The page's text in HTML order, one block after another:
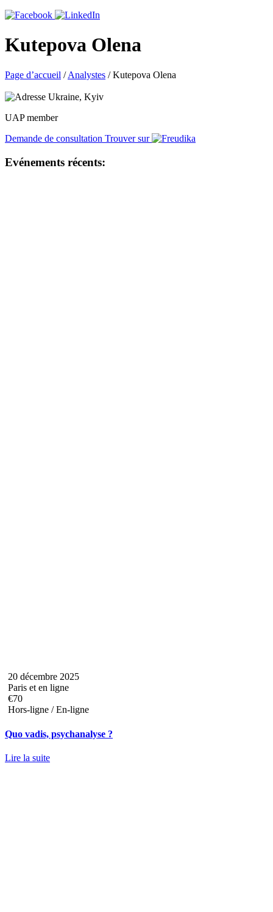
Kutepova Olena
Page d’accueil /Analystes /Kutepova Olena
Ukraine, Kyiv
UAP member
Demande de consultation Trouver sur
Evénements récents:
20 décembre 2025
Paris et en ligne
€70
Hors-ligne / En-ligne
Quo vadis, psychanalyse ?
Lire la suite